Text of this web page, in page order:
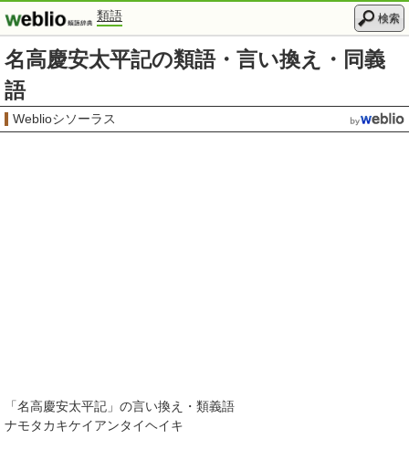
類語 検索
名高慶安太平記の類語・言い換え・同義
語
Weblioシソーラス
「名高慶安太平記 」の言い換え・類義語
ナモタカキケイアンタイヘイキ